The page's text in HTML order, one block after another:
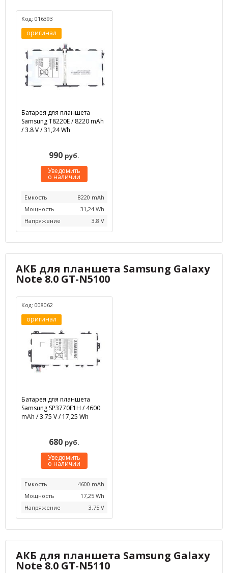
Код: 016393
оригинал
Батарея для планшета
Samsung T8220E / 8220 mAh
/ 3.8 V / 31,24 Wh
990 руб.
Уведомить
о наличии
Емкость
8220 mAh
Мощность
31,24 Wh
Напряжение
3.8 V
АКБ для планшета Samsung Galaxy
Note 8.0 GT-N5100
Код: 008062
оригинал
Батарея для планшета
Samsung SP3770E1H / 4600
mAh / 3.75 V / 17,25 Wh
680 руб.
Уведомить
о наличии
Емкость
4600 mAh
Мощность
17,25 Wh
Напряжение
3.75 V
АКБ для планшета Samsung Galaxy
Note 8.0 GT-N5110